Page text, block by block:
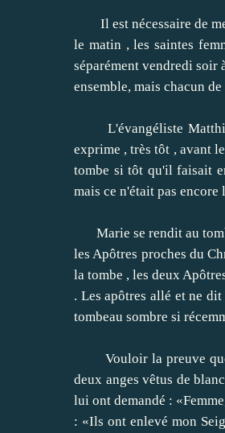
Il est nécessaire de
le matin , les saintes
séparément vendredi soir
ensemble, mais chacun
L'évangéliste
exprime , très tôt , avant
tombe si tôt qu'il faisait
mais ce n'était pas encore
Marie se rendit au
les Apôtres proches du
la tombe , les deux
. Les apôtres allé et ne
tombeau sombre si
Vouloir la preuve que
deux anges vêtus de
lui ont demandé :
: «Ils ont enlevé mon